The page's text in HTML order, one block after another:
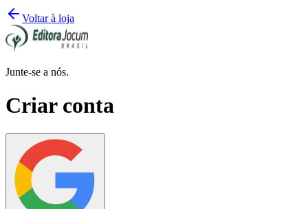
Voltar à loja
Junte-se a nós.
Criar conta